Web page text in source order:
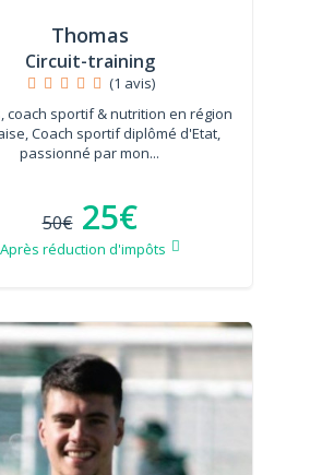
Thomas
Circuit-training
(1 avis)
coach sportif & nutrition en région
Coach sportif diplômé d'Etat,
passionné par mon...
50€ 25€
Après réduction d'impôts